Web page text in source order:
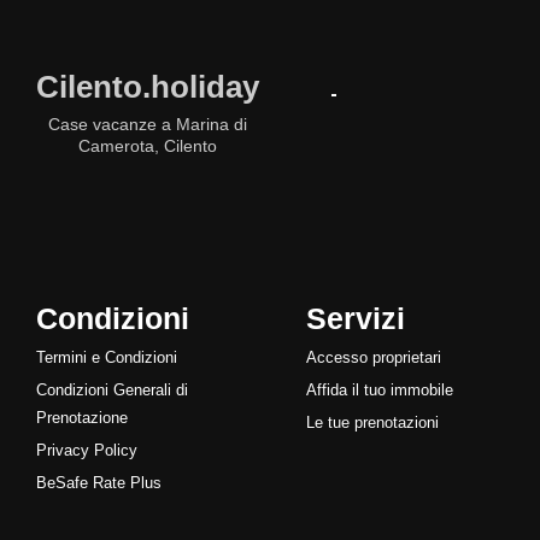
Cilento.holiday
Case vacanze a Marina di
Camerota, Cilento
Condizioni
Termini e Condizioni
Condizioni Generali di
Prenotazione
Privacy Policy
BeSafe Rate Plus
Servizi
Accesso proprietari
Affida il tuo immobile
Le tue prenotazioni